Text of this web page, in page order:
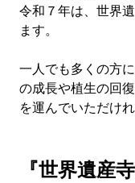
令和７年は、世界
ます。
一人でも多くの方
の成長や植生の回
を運んでいただけ
『世界遺産